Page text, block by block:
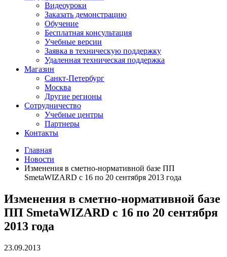
Видеоуроки
Заказать демонстрацию
Обучение
Бесплатная консультация
Учебные версии
Заявка в техническую поддержку
Удаленная техническая поддержка
Магазин
Санкт-Петербург
Москва
Другие регионы
Сотрудничество
Учебные центры
Партнеры
Контакты
Главная
Новости
Изменения в сметно-нормативной базе ПП
SmetaWIZARD с 16 по 20 сентября 2013 года
Изменения в сметно-нормативной базе
ПП SmetaWIZARD с 16 по 20 сентября
2013 года
23.09.2013